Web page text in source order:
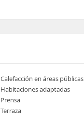
Calefacción en áreas públicas
Habitaciones adaptadas
Prensa
Terraza